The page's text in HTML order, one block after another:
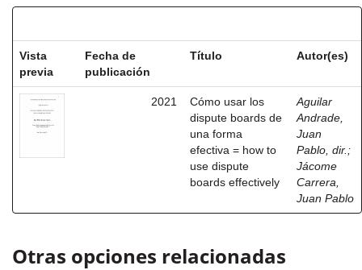
Vista
previa
Fecha de
publicación
Título Autor(es)
2021
Cómo usar los
dispute boards de
una forma
efectiva = how to
use dispute
boards effectively
Aguilar
Andrade,
Juan
Pablo, dir. ;
Jácome
Carrera,
Juan Pablo
Otras opciones relacionadas